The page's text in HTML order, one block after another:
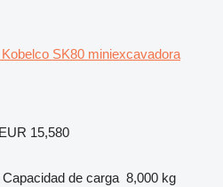
Kobelco SK80 miniexcavadora
15,580
Capacidad de carga 8,000 kg